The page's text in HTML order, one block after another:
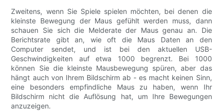
Zweitens, wenn Sie Spiele spielen möchten, bei denen die
kleinste Bewegung der Maus gefühlt werden muss, dann
schauen Sie sich die Melderate der Maus genau an. Die
Berichtsrate gibt an, wie oft die Maus Daten an den
Computer sendet, und ist bei den aktuellen USB-
Geschwindigkeiten auf etwa 1000 begrenzt. Bei 1000
können Sie die kleinste Mausbewegung spüren, aber das
hängt auch von Ihrem Bildschirm ab - es macht keinen Sinn,
eine besonders empfindliche Maus zu haben, wenn Ihr
Bildschirm nicht die Auflösung hat, um Ihre Bewegungen
anzuzeigen.